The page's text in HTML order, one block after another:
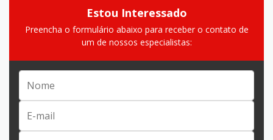
Estou Interessado
Preencha o formulário abaixo para receber o contato de
um de nossos especialistas: